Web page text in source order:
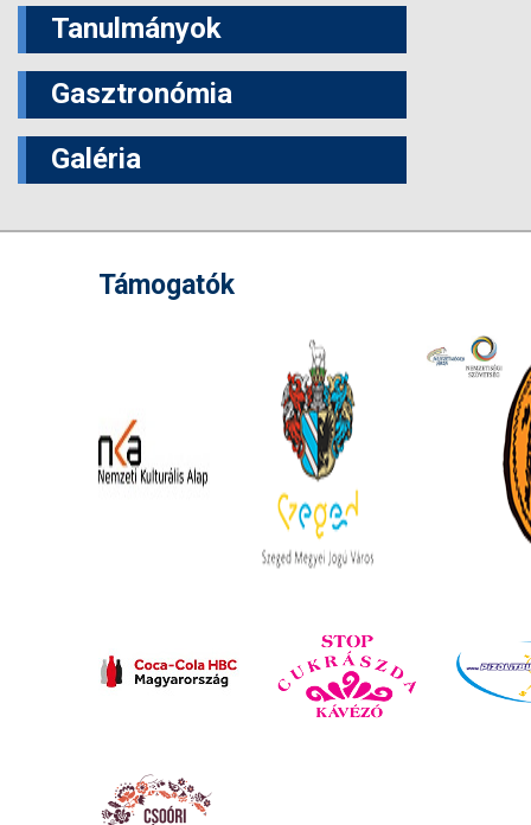
Tanulmányok
Gasztronómia
Galéria
Támogatók